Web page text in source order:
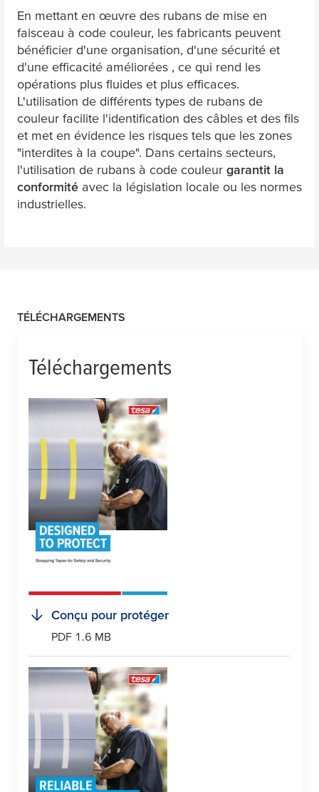
En mettant en œuvre des rubans de mise en
faisceau à code couleur, les fabricants peuvent
bénéficier d'une organisation, d'une sécurité et
d'une efficacité améliorées , ce qui rend les
opérations plus fluides et plus efficaces.
L'utilisation de différents types de rubans de
couleur facilite l'identification des câbles et des fils
et met en évidence les risques tels que les zones
"interdites à la coupe". Dans certains secteurs,
l'utilisation de rubans à code couleur garantit la
conformité avec la législation locale ou les normes
industrielles.
TÉLÉCHARGEMENTS
Téléchargements
Conçu pour protéger
PDF 1.6 MB